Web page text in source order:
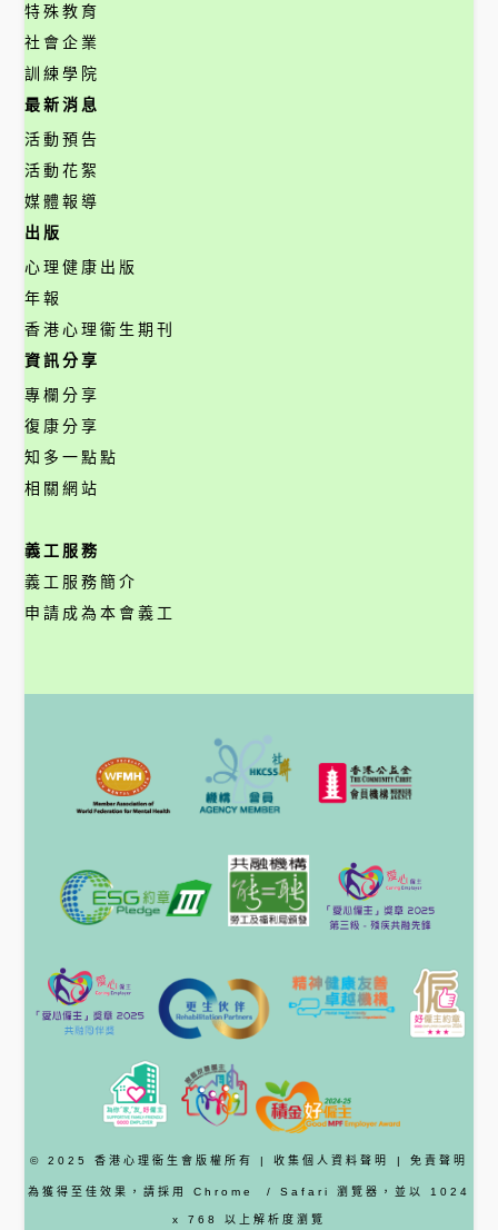
特殊教育
社會企業
訓練學院
最新消息
活動預告
活動花絮
媒體報導
出版
心理健康出版
年報
香港心理衞生期刊
資訊分享
專欄分享
復康分享
知多一點點
相關網站
義工服務
義工服務簡介
申請成為本會義工
© 2025 香港心理衞生會版權所有 | 收集個人資料聲明 免責聲明
為獲得至佳效果，請採用 Chrome / Safari 瀏覽器 ，並以 1024
x 768 以上解析度瀏覽